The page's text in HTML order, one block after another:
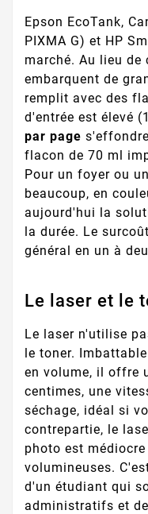
Epson EcoTank,
PIXMA G) et HP
marché. Au lieu de
embarquent de
remplit avec des
d'entrée est élevé
par page
flacon de 70 ml
Pour un foyer ou
beaucoup, en
aujourd'hui la
la durée. Le
général en un à
Le laser et le
Le laser n'utilise
le toner.
en volume, il offre
centimes, une
séchage, idéal si
contrepartie, le
photo est
volumineuses.
d'un étudiant qui
administratifs et